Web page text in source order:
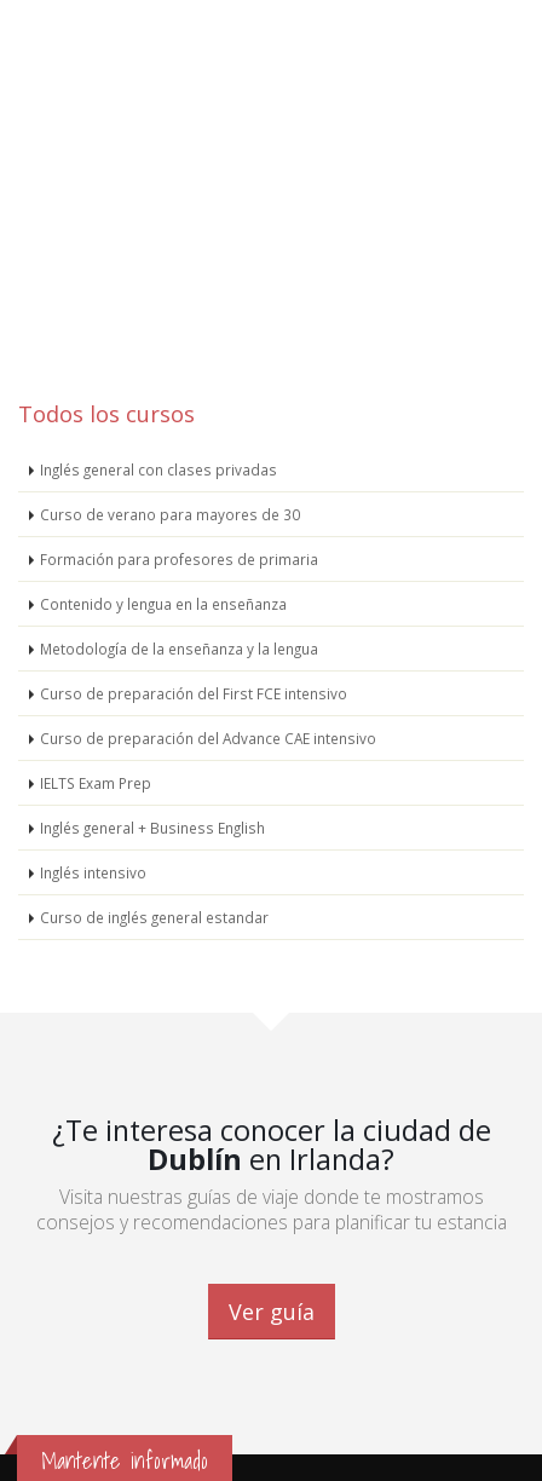
Todos los cursos
Inglés general con clases privadas
Curso de verano para mayores de 30
Formación para profesores de primaria
Contenido y lengua en la enseñanza
Metodología de la enseñanza y la lengua
Curso de preparación del First FCE intensivo
Curso de preparación del Advance CAE intensivo
IELTS Exam Prep
Inglés general + Business English
Inglés intensivo
Curso de inglés general estandar
¿Te interesa conocer la ciudad de
Dublín en Irlanda?
Visita nuestras guías de viaje donde te mostramos
consejos y recomendaciones para planificar tu estancia
Ver guía
Mantente informado